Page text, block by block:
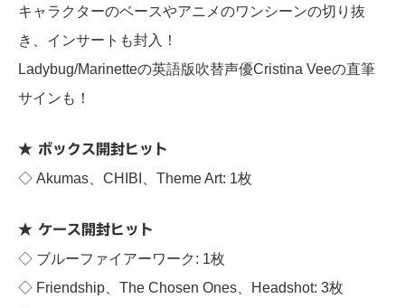
キャラクターのベースやアニメのワンシーンの切り抜
き、インサートも封入！
Ladybug/Marinetteの英語版吹替声優Cristina Veeの直筆
サインも！
★ ボックス開封ヒット
◇ Akumas、CHIBI、Theme Art: 1枚
★ ケース開封ヒット
◇ ブルーファイアーワーク: 1枚
◇ Friendship、The Chosen Ones、Headshot: 3枚